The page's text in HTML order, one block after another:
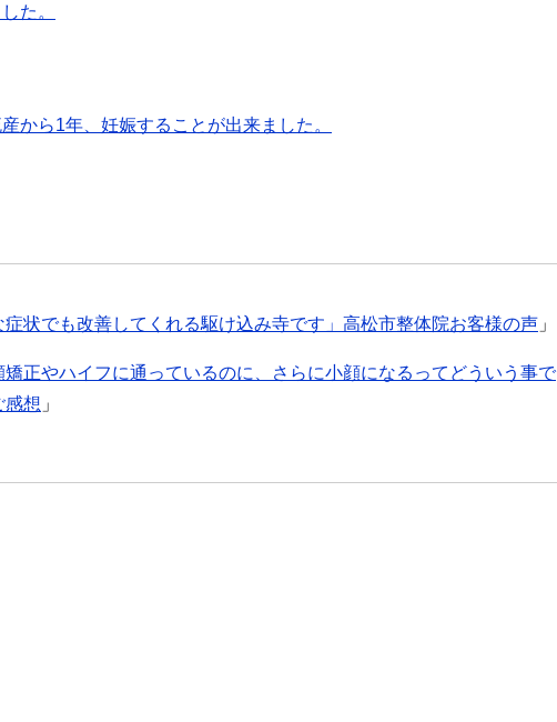
た。
から1年、妊娠することが出来ました。
症状でも改善してくれる駆け込み寺です」高松市整体院お客様の声 」
矯正やハイフに通っているのに、さらに小顔になるってどういう事で
感想 」